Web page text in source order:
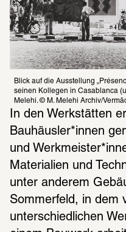
Blick auf die Ausstellung
seinen Kollegen in Casablanca
Melehi. © M. Melehi Archiv/
In den Werkstätten
Bauhäusler*innen
und
Materialien und
unter anderem
Sommerfeld, in dem
unterschiedlichen